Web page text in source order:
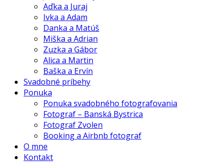
Aďka a Juraj
Ivka a Adam
Danka a Matúš
Miška a Adrian
Zuzka a Gábor
Alica a Martin
Baška a Ervín
Svadobné príbehy
Ponuka
Ponuka svadobného fotografovania
Fotograf – Banská Bystrica
Fotograf Zvolen
Booking a Airbnb fotograf
O mne
Kontakt